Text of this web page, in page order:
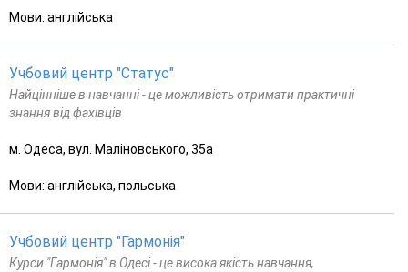
Мови: англійська
Учбовий центр "Статус"
Найцінніше в навчанні - це можливість отримати практичні
знання від фахівців
м. Одеса, вул. Маліновського, 35а
Мови: англійська, польська
Учбовий центр "Гармонія"
Курси "Гармонія" в Одесі - це висока якість навчання,